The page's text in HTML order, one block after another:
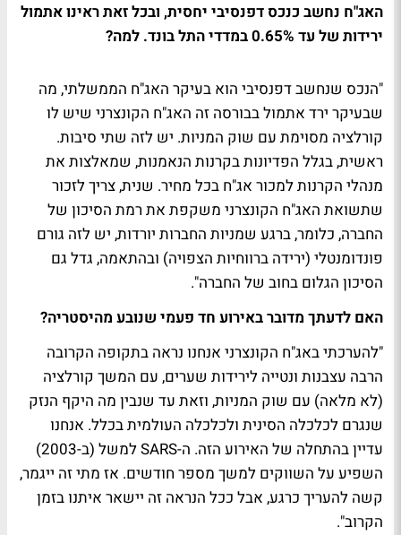
האג"ח נחשב כנכס דפנסיבי יחסית, ובכל זאת ראינו אתמול
ירידות של עד 0.65% במדדי התל בונד. למה?
"הנכס שנחשב דפנסיבי הוא בעיקר האג"ח הממשלתי, מה
שבעיקר ירד אתמול בבורסה זה האג"ח הקונצרני שיש לו
קורלציה מסוימת עם שוק המניות. יש לזה שתי סיבות.
ראשית, בגלל הפדיונות בקרנות הנאמנות, שמאלצות את
מנהלי הקרנות למכור אג"ח בכל מחיר. שנית, צריך לזכור
שתשואת האג"ח הקונצרני משקפת את רמת הסיכון של
החברה, כלומר, ברגע שמניות החברות יורדות, יש לזה גורם
פונדומנטלי (ירידה ברווחיות הצפויה) ובהתאמה, גדל גם
הסיכון הגלום בחוב של החברה".
האם לדעתך מדובר באירוע חד פעמי שנובע מהיסטריה?
"להערכתי באג"ח הקונצרני אנחנו נראה בתקופה הקרובה
הרבה עצבנות ונטייה לירידות שערים, עם המשך קורלציה
(לא מלאה) עם שוק המניות, וזאת עד שנבין מה היקף הנזק
שנגרם לכלכלה הסינית ולכלכלה העולמית בכלל. אנחנו
עדיין בהתחלה של האירוע הזה. ה-SARS למשל (ב-2003)
השפיע על השווקים למשך מספר חודשים. אז מתי זה ייגמר,
קשה להעריך כרגע, אבל ככל הנראה זה יישאר איתנו בזמן
הקרוב".